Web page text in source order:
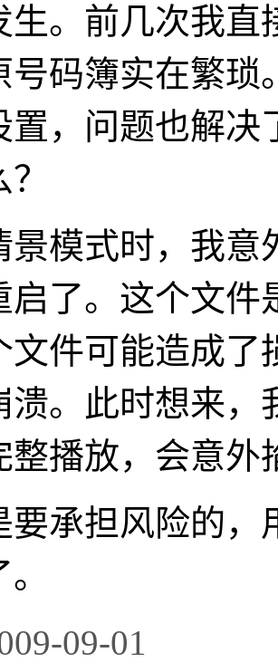
生。前几次我
号码簿实在繁
置，问题也解
景模式时，我意
启了。这个文
文件可能造成了
溃。此时想来
整播放，会意外
要承担风险的，
09-01